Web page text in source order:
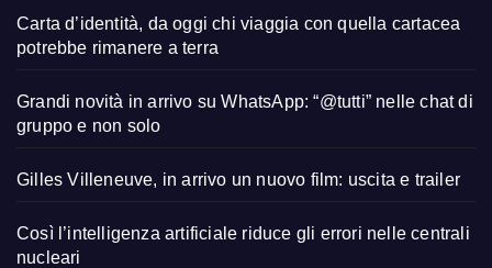
Carta d’identità, da oggi chi viaggia con quella cartacea
potrebbe rimanere a terra
Grandi novità in arrivo su WhatsApp: “@tutti” nelle chat di
gruppo e non solo
Gilles Villeneuve, in arrivo un nuovo film: uscita e trailer
Così l’intelligenza artificiale riduce gli errori nelle centrali
nucleari